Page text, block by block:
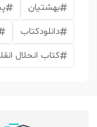
بهشتیان
دانلودکتاب
کتاب انحلال